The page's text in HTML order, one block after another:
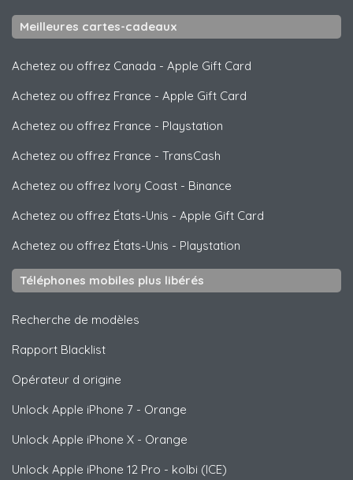
Meilleures cartes-cadeaux
Achetez ou offrez Canada - Apple Gift Card
Achetez ou offrez France - Apple Gift Card
Achetez ou offrez France - Playstation
Achetez ou offrez France - TransCash
Achetez ou offrez Ivory Coast - Binance
Achetez ou offrez États-Unis - Apple Gift Card
Achetez ou offrez États-Unis - Playstation
Téléphones mobiles plus libérés
Recherche de modèles
Rapport Blacklist
Opérateur d origine
Unlock Apple iPhone 7 - Orange
Unlock Apple iPhone X - Orange
Unlock Apple iPhone 12 Pro - kolbi (ICE)